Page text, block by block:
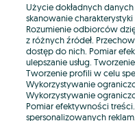
E-mail
Hasło
Użycie dokładnych
skanowanie
Rozumienie odbiorców
z różnych źródeł.
dostęp do nich. Pomiar
ulepszanie usług.
Tworzenie profili w celu
Wykorzystywanie
Wykorzystywanie
Pomiar efektywności
spersonalizowanych